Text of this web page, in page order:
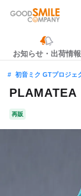
お知らせ・出荷情報
初音ミク GTプロジェ
PLAMATEA
再販